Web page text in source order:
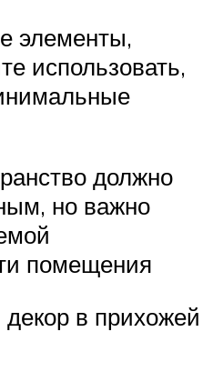
элементы,
использовать,
должно
но важно
помещения
в прихожей